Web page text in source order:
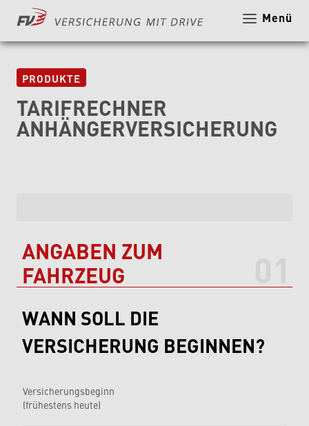
Menü
PRODUKTE
TARIFRECHNER
ANHÄNGERVERSICHERUNG
ANGABEN ZUM
FAHRZEUG
WANN SOLL DIE
VERSICHERUNG BEGINNEN?
Versicherungsbeginn
(frühestens heute)